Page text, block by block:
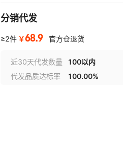
42
43
44
分销代发
≥2件 ￥68.9 官方仓退货
近30天代发数量 100以内
代发品质达标率
100.00%